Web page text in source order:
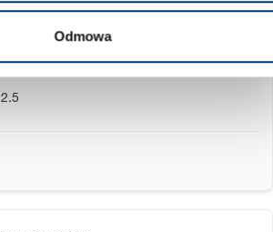
Odmowa
25 mm
2.5